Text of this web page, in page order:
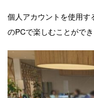
個人アカウントを使用
のPCで楽しむことができ